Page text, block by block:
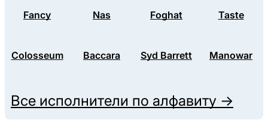
Fancy Nas Foghat Taste
Colosseum Baccara Syd Barrett Manowar
Все исполнители по алфавиту →